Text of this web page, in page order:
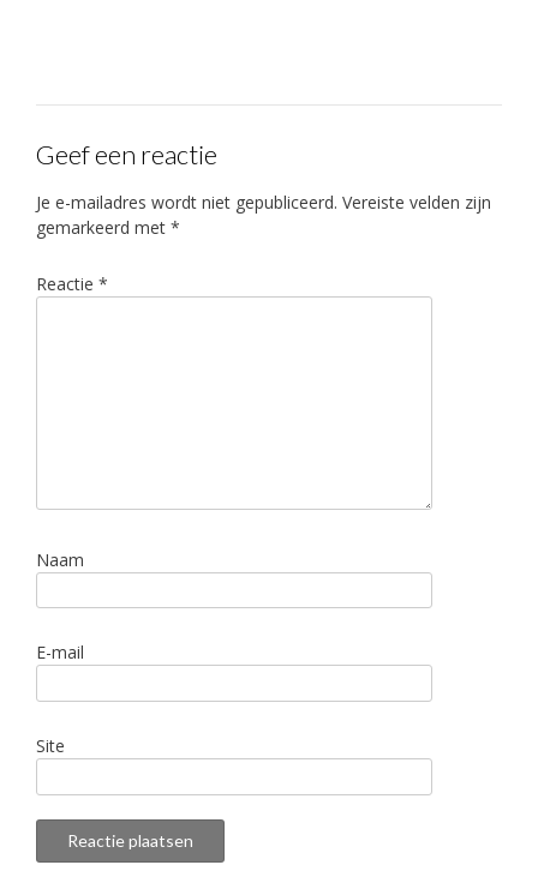
Geef een reactie
Je e-mailadres wordt niet gepubliceerd. Vereiste velden zijn
gemarkeerd met *
Reactie *
Naam
E-mail
Site